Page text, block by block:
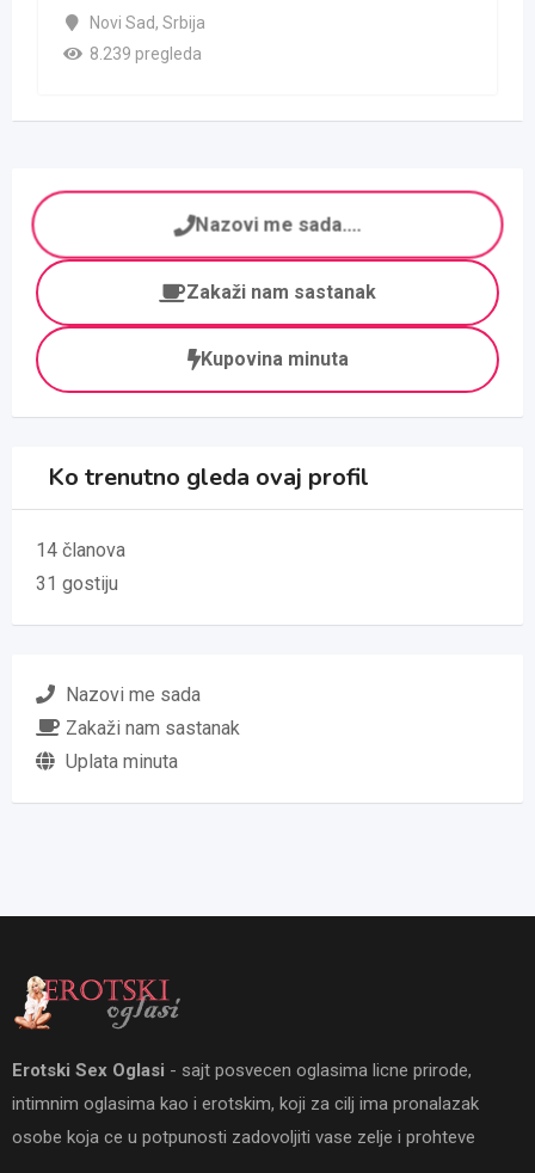
Novi Sad, Srbija
8.239 pregleda
Nazovi me sada....
Zakaži nam sastanak
Kupovina minuta
Ko trenutno gleda ovaj profil
14 članova
31 gostiju
Nazovi me sada
Zakaži nam sastanak
Uplata minuta
Erotski Sex Oglasi - sajt posvecen oglasima licne prirode,
intimnim oglasima kao i erotskim, koji za cilj ima pronalazak
osobe koja ce u potpunosti zadovoljiti vase zelje i prohteve